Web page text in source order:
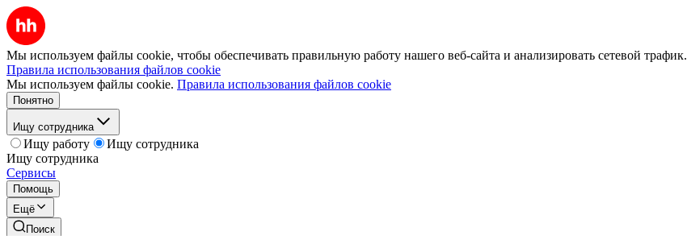
Мы используем файлы cookie, чтобы обеспечивать правильную работу нашего веб-сайта и анализировать сетевой трафик.
Правила использования файлов cookie
Мы используем файлы cookie. Правила использования файлов cookie
Понятно
Ищу сотрудника
Ищу работу
Ищу сотрудника
Ищу сотрудника
Сервисы
Помощь
Ещё
Поиск